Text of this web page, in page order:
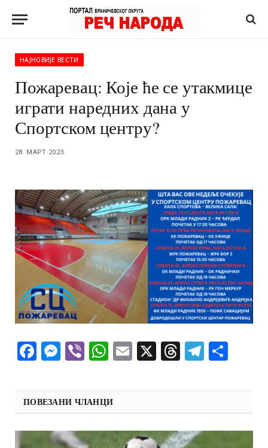
НАЈНОВИЈЕ ВЕСТИ
Пожаревац: Које ће се утакмице
играти наредних дана у
Спортском центру?
28. МАРТ 2023.
Facebook
Messenger
ViberWhatsApp
Email
X Threads
ПОВЕЗАНИ ЧЛАНЦИ